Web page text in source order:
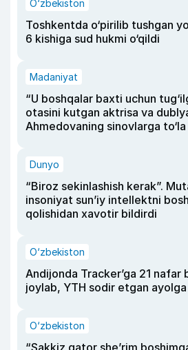
O‘zbekiston
Toshkentda o‘pirilib tushgan
6 kishiga sud hukmi o‘qildi
Madaniyat
“U boshqalar baxti uchun
otasini kutgan aktrisa va
Ahmedovaning sinovlarga
Dunyo
“Biroz sekinlashish kerak”.
insoniyat sun’iy intellektni
qolishidan xavotir bildirdi
O‘zbekiston
Andijonda Tracker’ga 21 nafar
joylab, YTH sodir etgan ayolga
O‘zbekiston
“Sakkiz qator she’rim